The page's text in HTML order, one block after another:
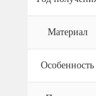
Материал
Особенность